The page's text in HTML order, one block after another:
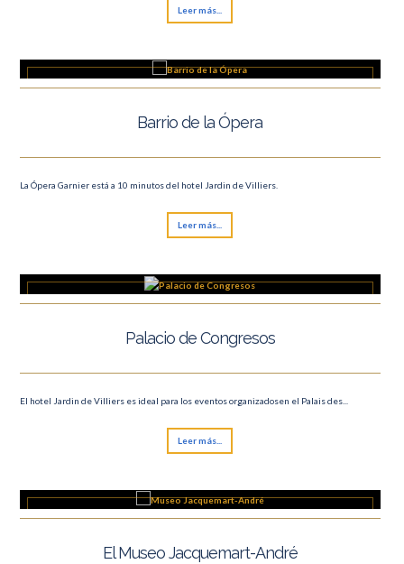
Leer más...
Barrio de la Ópera
La Ópera Garnier está a 10 minutos del hotel Jardin de Villiers.
Leer más...
Palacio de Congresos
El hotel Jardin de Villiers es ideal para los eventos organizadosen el Palais des...
Leer más...
El Museo Jacquemart-André